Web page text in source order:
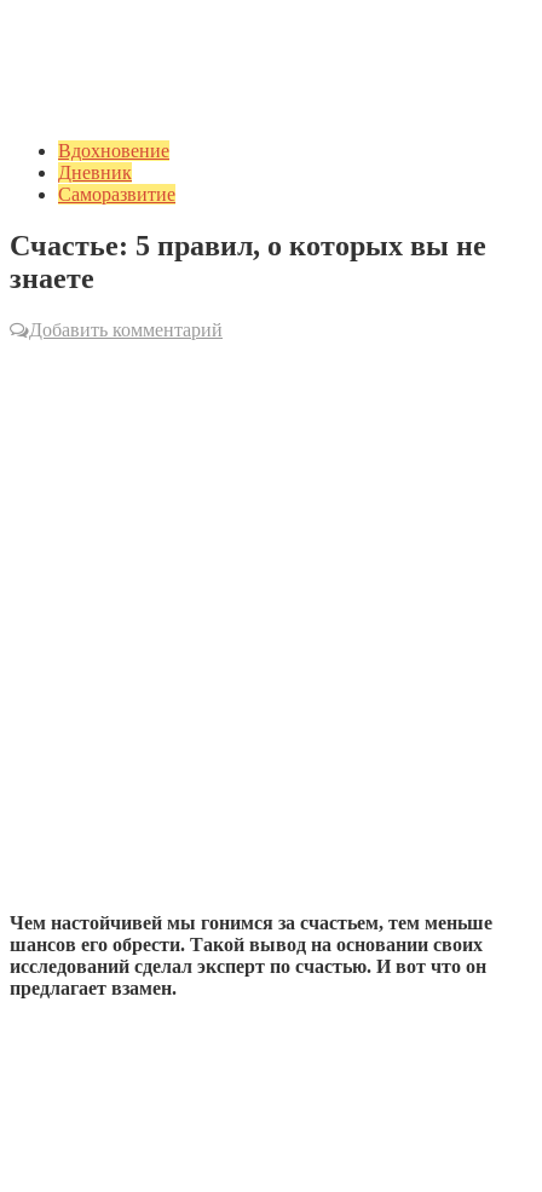
Вдохновение
Дневник
Саморазвитие
Счастье: 5 правил, о которых вы не
знаете
Добавить комментарий
Чем настойчивей мы гонимся за счастьем, тем меньше
шансов его обрести. Такой вывод на основании своих
исследований сделал эксперт по счастью. И вот что он
предлагает взамен.